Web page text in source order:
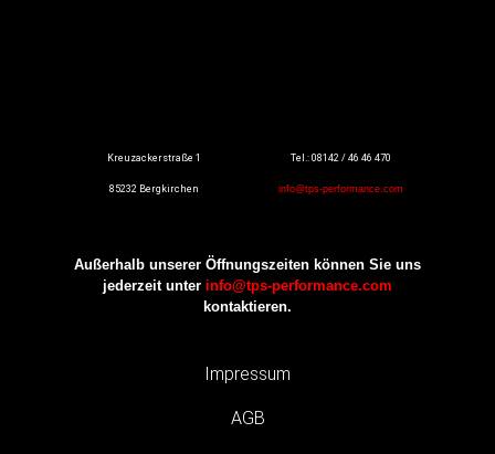
Kreuzackerstraße 1
85232 Bergkirchen
Tel.: 08142 / 46 46 470
info@tps-performance.com
Außerhalb unserer Öffnungszeiten können Sie uns
jederzeit unter info@tps-performance.com
kontaktieren.
Impressum
AGB